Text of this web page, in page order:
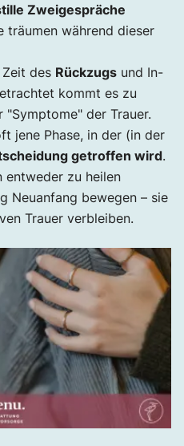
Zweigespräche
träumen während dieser
des Rückzugs und In-
kommt es zu
"Symptome" der Trauer.
jene Phase, in der (in der
getroffen wird.
entweder zu heilen
Neuanfang bewegen – sie
Trauer verbleiben.